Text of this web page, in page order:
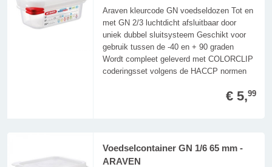
Araven kleurcode GN voedseldozen Tot en
met GN 2/3 luchtdicht afsluitbaar door
uniek dubbel sluitsysteem Geschikt voor
gebruik tussen de -40 en + 90 graden
Wordt compleet geleverd met COLORCLIP
coderingsset volgens de HACCP normen
€ 5,99
Voedselcontainer GN 1/6 65 mm -
ARAVEN